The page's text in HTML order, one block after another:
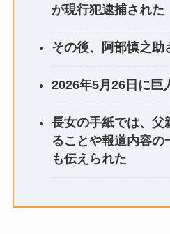
が現行犯逮捕された
その後、阿部慎之助
2026年5月26日に巨
長女の手紙では、父
ることや報道内容の
も伝えられた